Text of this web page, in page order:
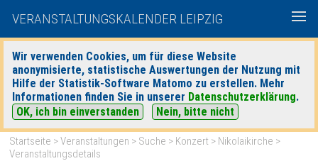
VERANSTALTUNGSKALENDER LEIPZIG
Wir verwenden Cookies, um für diese Website
anonymisierte, statistische Auswertungen der Nutzung mit
Hilfe der Statistik-Software Matomo zu erstellen. Mehr
Informationen finden Sie in unserer Datenschutzerklärung.
OK, ich bin einverstanden
Nein, bitte nicht
heute|morgen| Detaillierte Suche
Startseite >Veranstaltungen > Suche > Konzert > Nikolaikirche >
Veranstaltungsdetails